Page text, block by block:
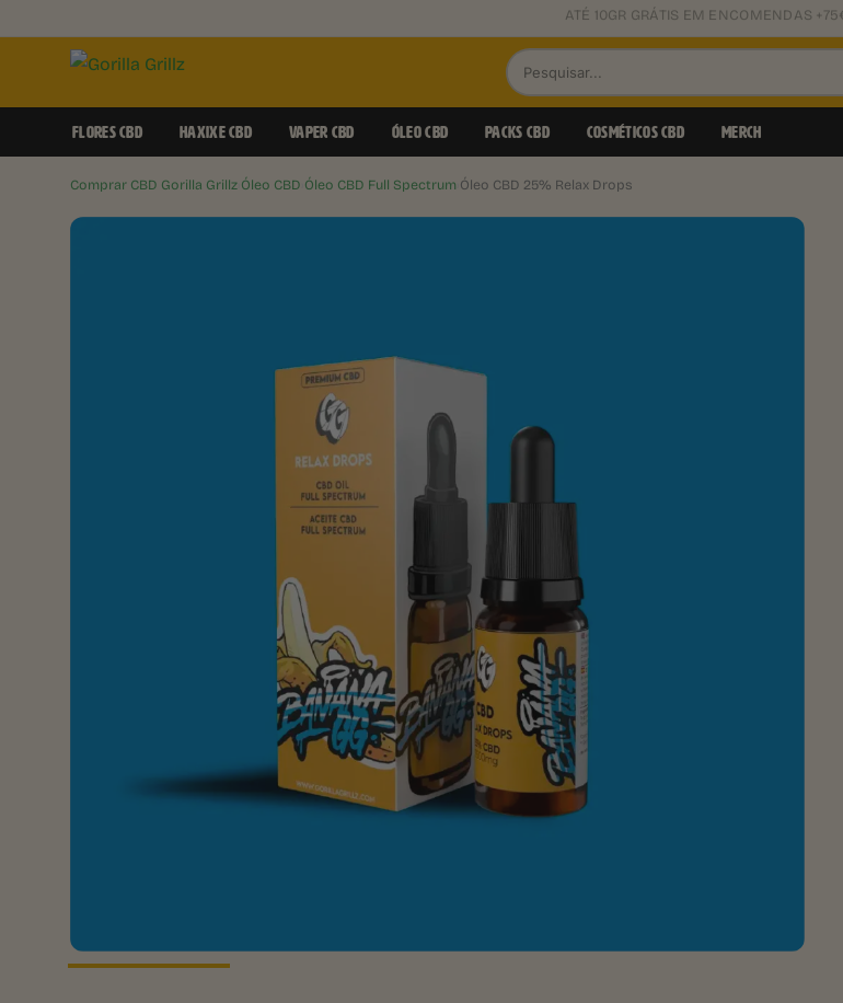
SMALL BUDS DESDE 0,85€/GR
Pesquisar
produtos
FLORES CBD HAXIXE CBD VAPER CBD ÓLEO CBD PACKS CBD COSMÉTICOS CBD MERCH
Comprar CBD Gorilla Grillz Óleo CBD Óleo CBD Full Spectrum Óleo CBD 25% Relax Drops